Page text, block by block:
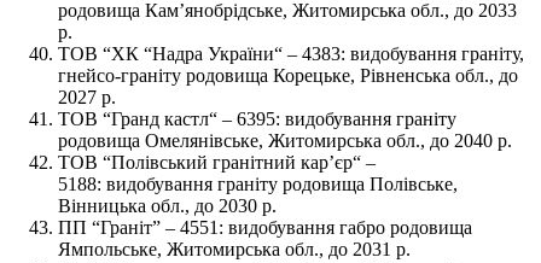
родовища Кам’янобрідське, Житомирська обл., до 2033
р.
ТОВ “ХК “Надра України“ – 4383: видобування граніту,
гнейсо-граніту родовища Корецьке, Рівненська обл., до
2027 р.
ТОВ “Гранд кастл“ – 6395: видобування граніту
родовища Омелянівське, Житомирська обл., до 2040 р.
ТОВ “Полівський гранітний кар’єр“ –
5188: видобування граніту родовища Полівське,
Вінницька обл., до 2030 р.
ПП “Граніт” – 4551: видобування габро родовища
Ямпольське, Житомирська обл., до 2031 р.